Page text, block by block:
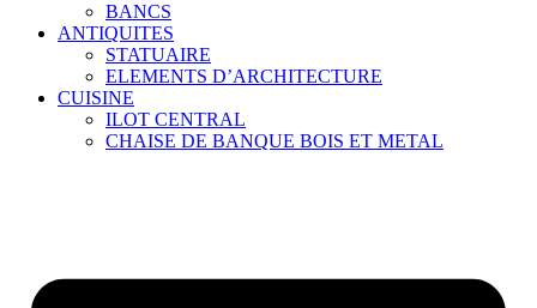
BANCS
ANTIQUITES
STATUAIRE
ELEMENTS D’ARCHITECTURE
CUISINE
ILOT CENTRAL
CHAISE DE BANQUE BOIS ET METAL